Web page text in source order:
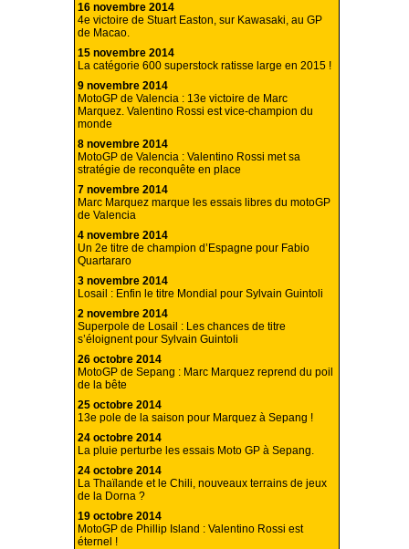
16 novembre 2014
4e victoire de Stuart Easton, sur Kawasaki, au GP
de Macao.
15 novembre 2014
La catégorie 600 superstock ratisse large en 2015 !
9 novembre 2014
MotoGP de Valencia : 13e victoire de Marc
Marquez. Valentino Rossi est vice-champion du
monde
8 novembre 2014
MotoGP de Valencia : Valentino Rossi met sa
stratégie de reconquête en place
7 novembre 2014
Marc Marquez marque les essais libres du motoGP
de Valencia
4 novembre 2014
Un 2e titre de champion d’Espagne pour Fabio
Quartararo
3 novembre 2014
Losail : Enfin le titre Mondial pour Sylvain Guintoli
2 novembre 2014
Superpole de Losail : Les chances de titre
s’éloignent pour Sylvain Guintoli
26 octobre 2014
MotoGP de Sepang : Marc Marquez reprend du poil
de la bête
25 octobre 2014
13e pole de la saison pour Marquez à Sepang !
24 octobre 2014
La pluie perturbe les essais Moto GP à Sepang.
24 octobre 2014
La Thaïlande et le Chili, nouveaux terrains de jeux
de la Dorna ?
19 octobre 2014
MotoGP de Phillip Island : Valentino Rossi est
éternel !